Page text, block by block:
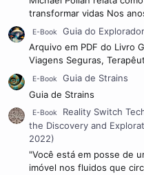
transformar vidas Nos
E-Book
Guia do
Arquivo em PDF do Livro
Viagens Seguras,
E-Book
Guia de Strains
Guia de Strains
E-Book
Reality Switch
the Discovery and
2022)
"Você está em posse de
imóvel nos fluidos que